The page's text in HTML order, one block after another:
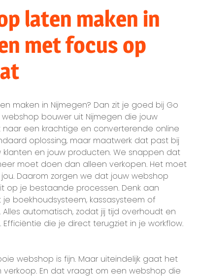
laten maken in
met focus op
maken in Nijmegen? Dan zit je goed bij Go
webshop bouwer uit Nijmegen die jouw
een krachtige en converterende online
oplossing, maar maatwerk dat past bij
klanten en jouw producten. We snappen dat
moet doen dan alleen verkopen. Het moet
Daarom zorgen we dat jouw webshop
op je bestaande processen. Denk aan
boekhoudsysteem, kassasysteem of
automatisch, zodat jij tijd overhoudt en
die je direct terugziet in je workflow.
webshop is fijn. Maar uiteindelijk gaat het
verkoop. En dat vraagt om een webshop die